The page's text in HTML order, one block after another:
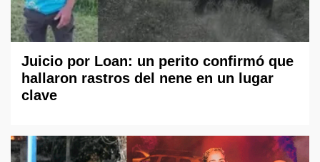
Juicio por Loan: un perito confirmó que
hallaron rastros del nene en un lugar
clave